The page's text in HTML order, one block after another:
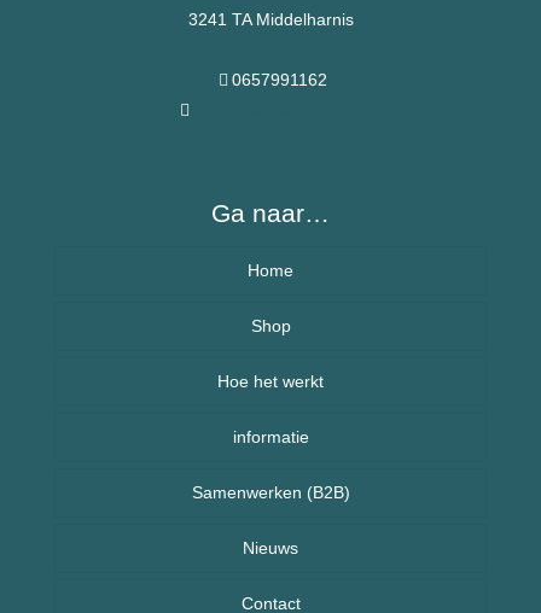
3241 TA Middelharnis
0657991162
Ga naar…
Home
Over BeSafeCharm – ons verhaal
Shop
Armbanden
Kettingen
Kinderen
Sport sieraden
Hoe het werkt
informatie
Veelgestelde vragen (FAQ) – BeSafeCharm
Retourneren & herroepingsrecht
Samenwerken (B2B)
Nieuws
Nieuws uit Nederland
Contact